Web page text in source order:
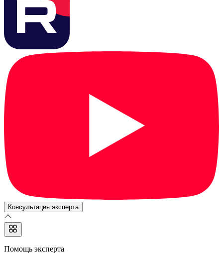
Консультация эксперта
Помощь эксперта